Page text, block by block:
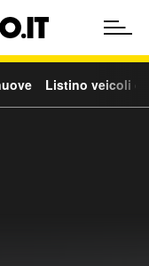
Listino veicoli